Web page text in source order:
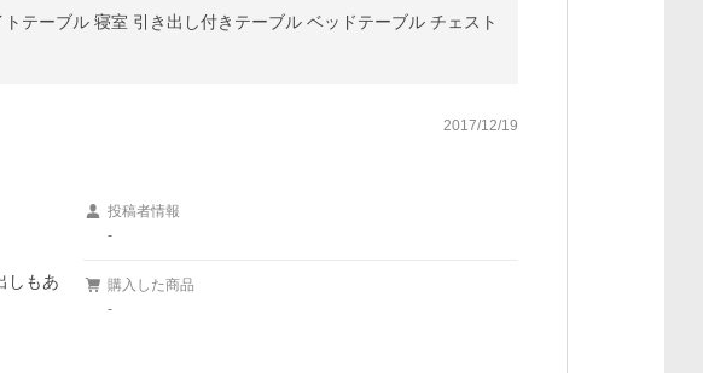
テーブル 寝室 引き出し付きテーブル ベッドテーブル チェスト
2017/12/19
しもあ
投稿者情報
-
購入した商品
-